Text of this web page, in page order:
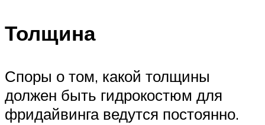
Толщина
Споры о том, какой толщины
должен быть гидрокостюм для
фридайвинга ведутся постоянно.